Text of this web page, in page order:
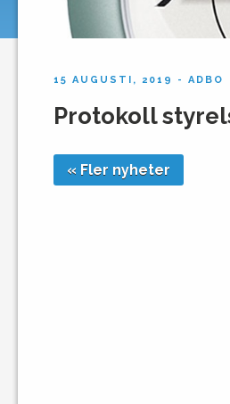
15 AUGUSTI, 2019 - ADBO
Protokoll
« Fler nyheter